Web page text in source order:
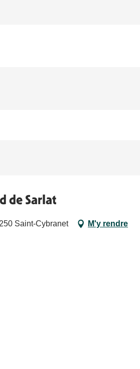
de Sarlat
Saint-Cybranet M'y rendre